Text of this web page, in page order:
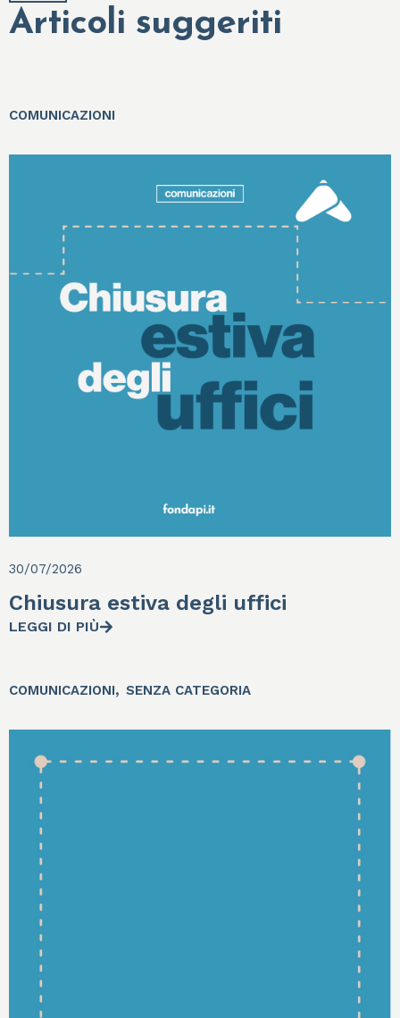
Articoli suggeriti
COMUNICAZIONI
30/07/2026
Chiusura estiva degli uffici
LEGGI DI PIÙ
COMUNICAZIONI, SENZA CATEGORIA